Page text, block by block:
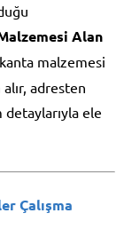
Alan
malzemesi
alır, adresten
detaylarıyla ele
Çalışma